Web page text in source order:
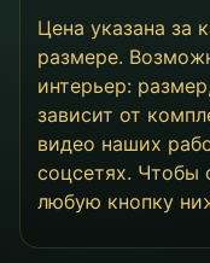
Цена указана за
размере.
интерьер:
зависит от
видео наших
соцсетях. Чтобы
любую кнопку